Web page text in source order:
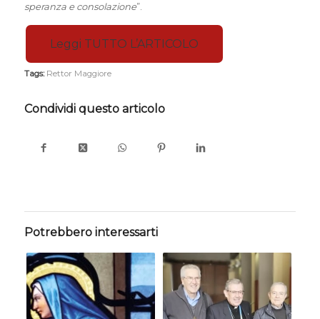
speranza e consolazione”.
Leggi TUTTO L’ARTICOLO
Tags: Rettor Maggiore
Condividi questo articolo
Potrebbero interessarti